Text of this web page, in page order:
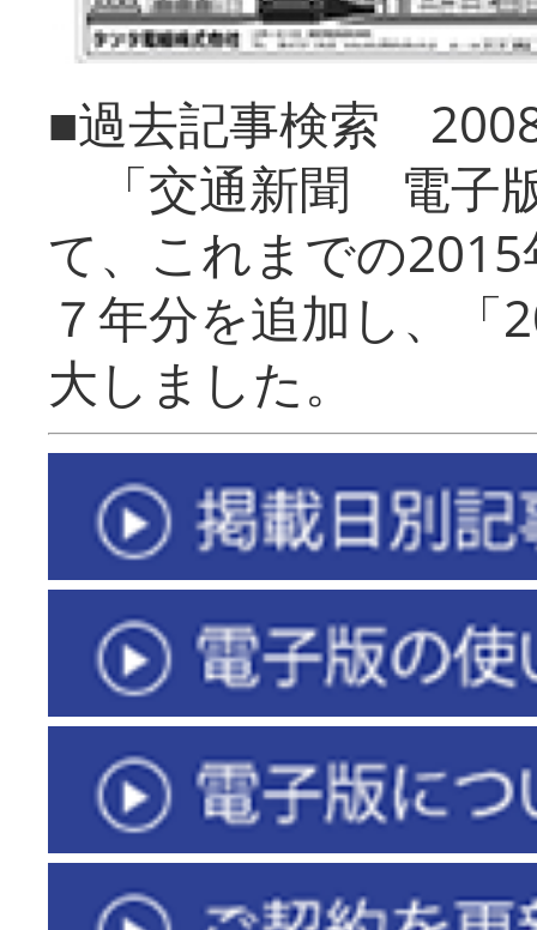
■過去記事検索
「交通新聞 電子
て、これまでの
７年分を追加し、「
大しまし